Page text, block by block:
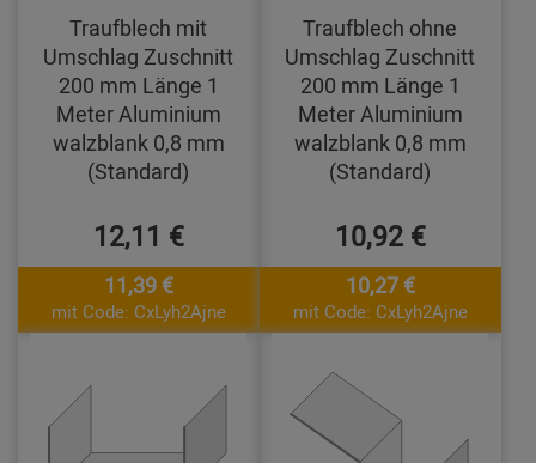
Traufblech mit
Umschlag Zuschnitt
200 mm Länge 1
Meter Aluminium
walzblank 0,8 mm
(Standard)
12,11 €
11,39 €
mit Code: CxLyh2Ajne
Traufblech ohne
Umschlag Zuschnitt
200 mm Länge 1
Meter Aluminium
walzblank 0,8 mm
(Standard)
10,92 €
10,27 €
mit Code: CxLyh2Ajne